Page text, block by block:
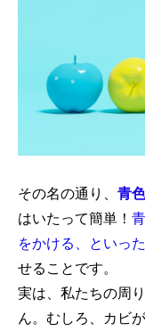
その名の通り、 青色
はいたって簡単！
をかける、といっ
せることです。
実は、私たちの周
ん。むしろ、カビ